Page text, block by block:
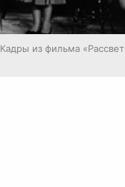
Кадры из фильма